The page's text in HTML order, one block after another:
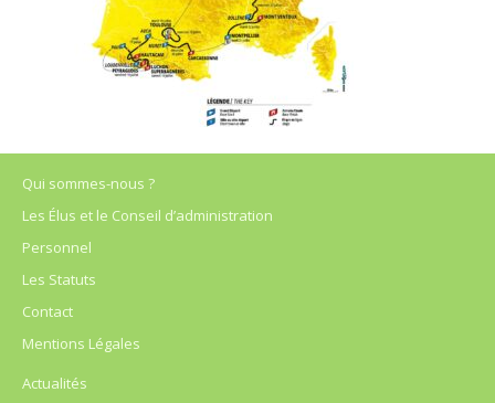
Qui sommes-nous ?
Les Élus et le Conseil d’administration
Personnel
Les Statuts
Contact
Mentions Légales
Actualités